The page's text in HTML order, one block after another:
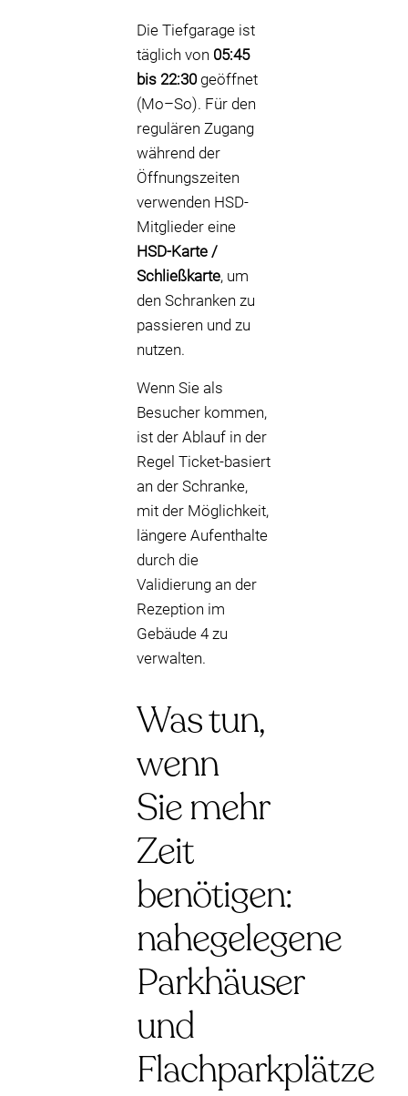
Die Tiefgarage ist
täglich von 05:45
bis 22:30geöffnet
(Mo–So). Für den
regulären Zugang
während der
Öffnungszeiten
verwenden HSD-
Mitglieder eine
HSD-Karte /
Schließkarte, um
den Schranken zu
passieren und zu
nutzen.
Wenn Sie als
Besucher kommen,
ist der Ablauf in der
Regel Ticket-basiert
an der Schranke,
mit der Möglichkeit,
längere Aufenthalte
durch die
Validierung an der
Rezeption im
Gebäude 4 zu
verwalten.
Was tun,
wenn
Sie mehr
Zeit
benötigen:
nahegelegene
Parkhäuser
und
Flachparkplätze